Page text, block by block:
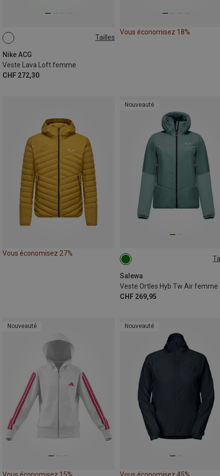
Tailles
Nike ACG
Veste Lava Loft femme
CHF 272,30
XS
Vous économisez 18%
Vous économisez 27%
Nouveauté
Salewa
Veste Ortles Hyb Tw Air femme
CHF 269,95
XS
Nouveauté Nouveauté